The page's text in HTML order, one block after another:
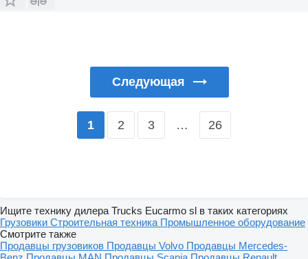
Следующая
1 2 3 … 26
Ищите технику дилера Trucks Eucarmo sl в таких категориях
Грузовики Строительная техника Промышленное оборудование
Смотрите также
Продавцы грузовиков Продавцы Volvo Продавцы Mercedes-